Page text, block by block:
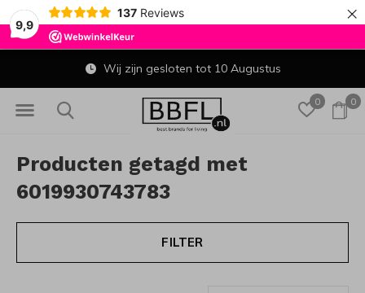
9,9
137 Reviews ×
0 0
Wij zijn gesloten tot 10 Augustus
Producten getagd met
6019930743783
FILTER